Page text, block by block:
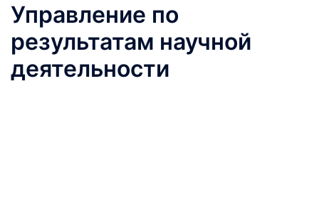
Управление по
результатам научной
деятельности